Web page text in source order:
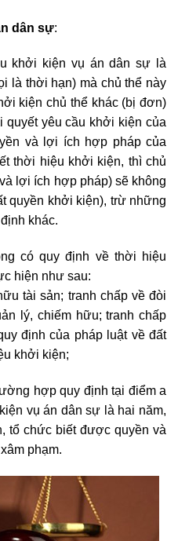
dân sự:
khởi kiện vụ án dân sự là
là thời hạn) mà chủ thể này
kiện chủ thể khác (bị đơn)
quyết yêu cầu khởi kiện của
và lợi ích hợp pháp của
thời hiệu khởi kiện, thì chủ
lợi ích hợp pháp) sẽ không
quyền khởi kiện), trừ những
khác.
có quy định về thời hiệu
hiện như sau:
tài sản; tranh chấp về đòi
lý, chiếm hữu; tranh chấp
định của pháp luật về đất
khởi kiện;
hợp quy định tại điểm a
vụ án dân sự là hai năm,
tổ chức biết được quyền và
phạm.